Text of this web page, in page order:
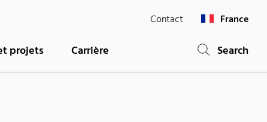
Contact France
projets Carrière Search